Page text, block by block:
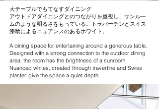
大テーブルでもてなすダイニング
アウトドアダイニングとのつながりを重視し、サンルー
ムのような明るさをもっている。トラバーチンとスイス
漆喰によるニュアンスのあるホワイト。
A dining space for entertaining around a generous table.
Designed with a strong connection to the outdoor dining
area, the room has the brightness of a sunroom.
Nuanced whites, created through travertine and Swiss
plaster, give the space a quiet depth.